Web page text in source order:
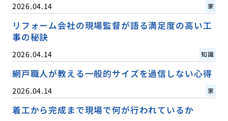
2026.04.14 家
リフォーム会社の現場監督が語る満足度の高い工
事の秘訣
2026.04.14 知識
網戸職人が教える一般的サイズを過信しない心得
2026.04.14 家
着工から完成まで現場で何が行われているか